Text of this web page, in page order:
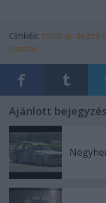
Címkék: totalcar dezső
ponton
Ajánlott